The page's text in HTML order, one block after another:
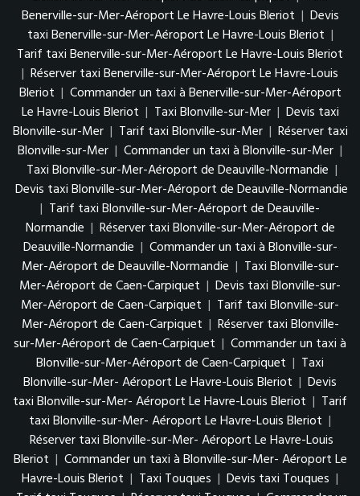
Benerville-sur-Mer-Aéroport Le Havre-Louis Bleriot | Devis
taxi Benerville-sur-Mer-Aéroport Le Havre-Louis Bleriot |
Tarif taxi Benerville-sur-Mer-Aéroport Le Havre-Louis Bleriot
| Réserver taxi Benerville-sur-Mer-Aéroport Le Havre-Louis
Bleriot | Commander un taxi à Benerville-sur-Mer-Aéroport
Le Havre-Louis Bleriot | Taxi Blonville-sur-Mer | Devis taxi
Blonville-sur-Mer | Tarif taxi Blonville-sur-Mer | Réserver taxi
Blonville-sur-Mer | Commander un taxi à Blonville-sur-Mer |
Taxi Blonville-sur-Mer-Aéroport de Deauville-Normandie |
Devis taxi Blonville-sur-Mer-Aéroport de Deauville-Normandie
| Tarif taxi Blonville-sur-Mer-Aéroport de Deauville-
Normandie | Réserver taxi Blonville-sur-Mer-Aéroport de
Deauville-Normandie | Commander un taxi à Blonville-sur-
Mer-Aéroport de Deauville-Normandie | Taxi Blonville-sur-
Mer-Aéroport de Caen-Carpiquet | Devis taxi Blonville-sur-
Mer-Aéroport de Caen-Carpiquet | Tarif taxi Blonville-sur-
Mer-Aéroport de Caen-Carpiquet | Réserver taxi Blonville-
sur-Mer-Aéroport de Caen-Carpiquet | Commander un taxi à
Blonville-sur-Mer-Aéroport de Caen-Carpiquet | Taxi
Blonville-sur-Mer- Aéroport Le Havre-Louis Bleriot | Devis
taxi Blonville-sur-Mer- Aéroport Le Havre-Louis Bleriot | Tarif
taxi Blonville-sur-Mer- Aéroport Le Havre-Louis Bleriot |
Réserver taxi Blonville-sur-Mer- Aéroport Le Havre-Louis
Bleriot | Commander un taxi à Blonville-sur-Mer- Aéroport Le
Havre-Louis Bleriot | Taxi Touques | Devis taxi Touques |